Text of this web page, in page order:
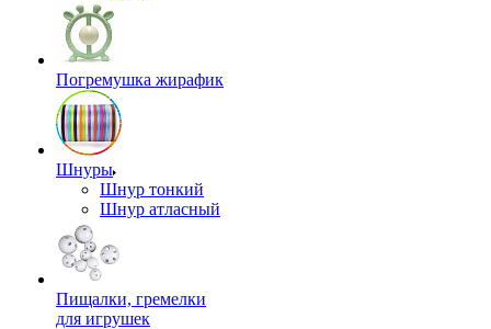
Погремушка жирафик
Шнуры
Шнур тонкий
Шнур атласный
Пищалки, гремелки
для игрушек